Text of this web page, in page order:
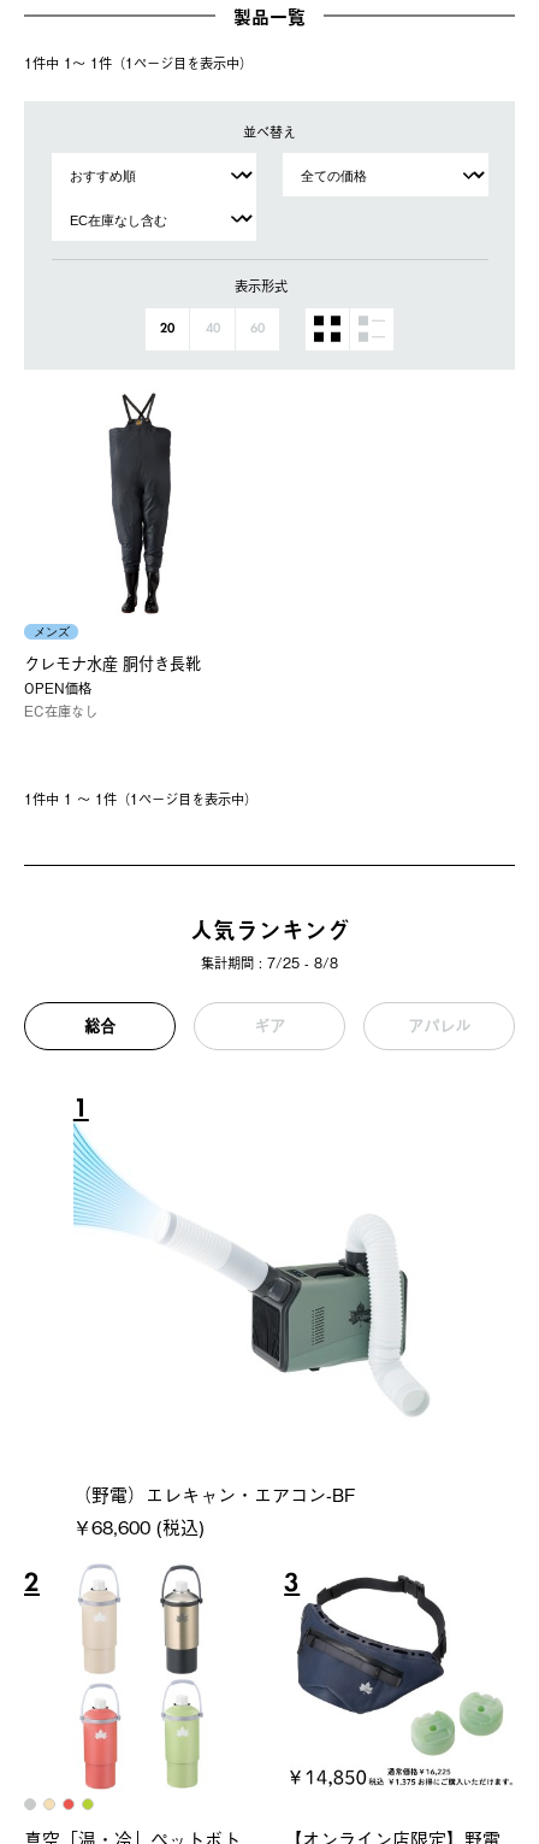
製品一覧
1件中 1〜 1件（1ページ⽬を表⽰中）
並べ替え
表示形式
20 40 60
メンズ
クレモナ水産 胴付き長靴
OPEN価格
EC在庫なし
1件中 1 〜 1件（1ページ⽬を表⽰中）
人気ランキング
集計期間 : 7/25 - 8/8
総合 ギア アパレル
1
（野電）エレキャン・エアコン-BF
￥68,600 (税込)
2
真空「温・冷」ペットボト
3
【オンライン店限定】野電